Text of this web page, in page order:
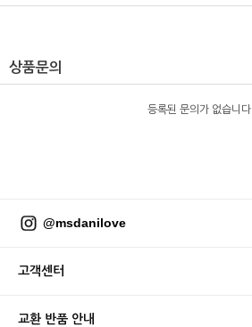
상품문의
등록된 문의가 없습니다.
@msdanilove
고객센터
교환 반품 안내